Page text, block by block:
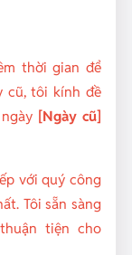
thời gian để
cũ, tôi kính đề
[Ngày cũ]
với quý công
Tôi sẵn sàng
tiện cho